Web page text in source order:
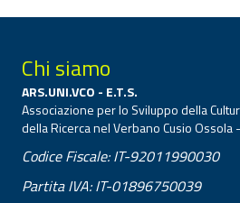
Chi siamo
ARS.UNI.VCO - E.T.S.
Associazione per lo Sviluppo della
della Ricerca nel Verbano Cusio Ossola -
Codice Fiscale: IT-92011990030
Partita IVA: IT-01896750039